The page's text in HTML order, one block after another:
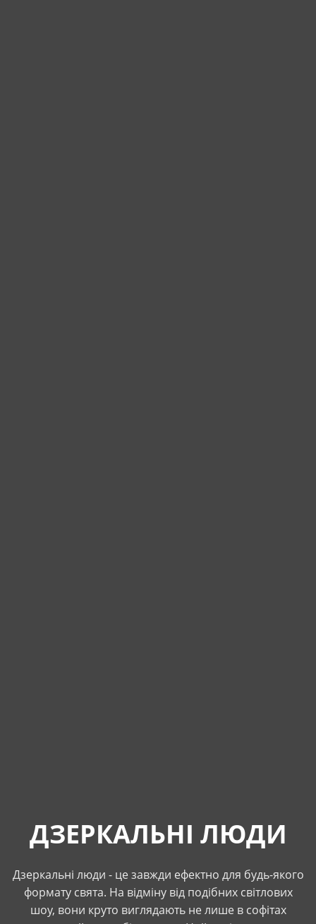
ДЗЕРКАЛЬНІ ЛЮДИ
Дзеркальні люди - це завжди ефектно для будь-якого
формату свята. На відміну від подібних світлових
шоу, вони круто виглядають не лише в софітах